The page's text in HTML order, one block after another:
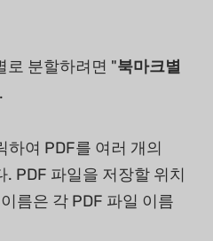
로 분할하려면 "북마크별
하여 PDF를 여러 개의
PDF 파일을 저장할 위치
름은 각 PDF 파일 이름